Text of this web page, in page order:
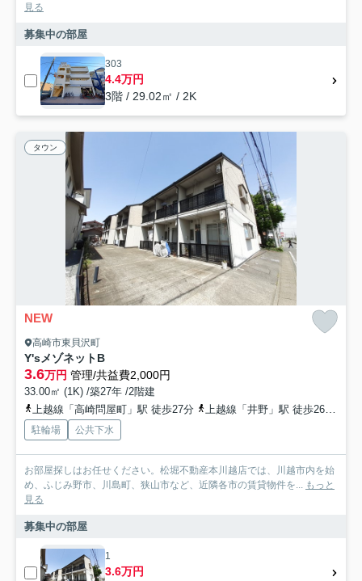
見る
募集中の部屋
303
4.4万円
3階 / 29.02㎡ / 2K
タウン
NEW
高崎市東貝沢町
Y'sメゾネットB
3.6万円 管理/共益費2,000円
33.00㎡ (1K) /築27年 /2階建
上越線「高崎問屋町」駅 徒歩27分
上越線「井野」駅 徒歩26分
駐輪場 公共下水
お部屋探しはお任せください。松堀不動産本川越店では、川越市内を始
め、ふじみ野市、川島町、狭山市など、近隣各市の賃貸物件を... もっと
見る
募集中の部屋
1
3.6万円